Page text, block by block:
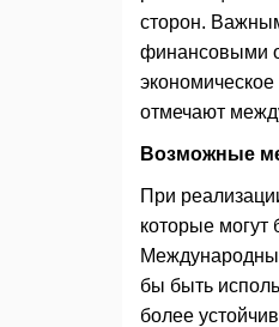
сторон.
финансовыми
отмечают
Возможные
При
которые
бы быть
более